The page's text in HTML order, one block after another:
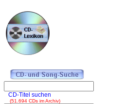
CD-Titel suchen
(51.694 CDs im Archiv)